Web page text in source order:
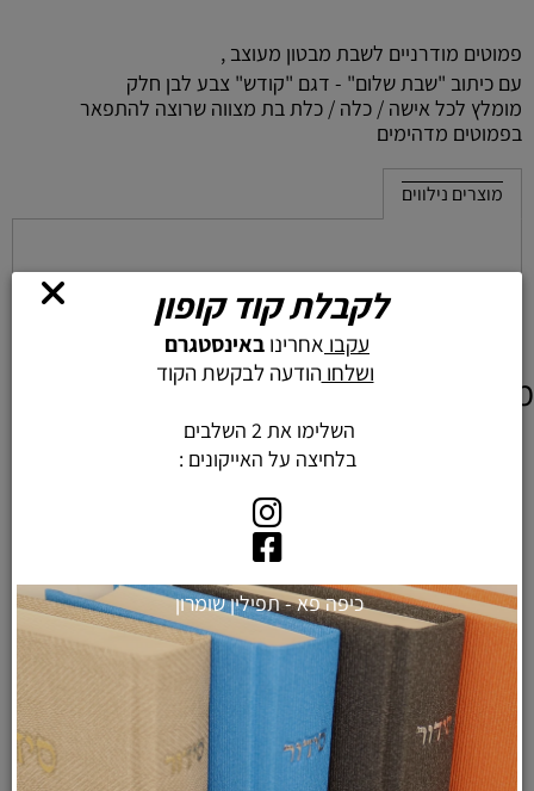
פמוטים מודרניים לשבת מבטון מעוצב ,
עם כיתוב "שבת שלום" - דגם "קודש" צבע לבן חלק
מומלץ לכל אישה / כלה / כלת בת מצווה שרוצה להתפאר
בפמוטים מדהימים
מוצרים נילווים
מוצרים דומים
פמוטים מודרניים נמוכים לשבת
מבטון מעוצב - דגם "קודש"
לרכישה ולפרטים נוספים
לקבלת קוד קופון
עקבו אחרינו באינסטגרם
ושלחוהודעה לבקשת הקוד
השלימו את 2 השלבים
בלחיצה על האייקונים :
כיפה פא - תפילין שומרון